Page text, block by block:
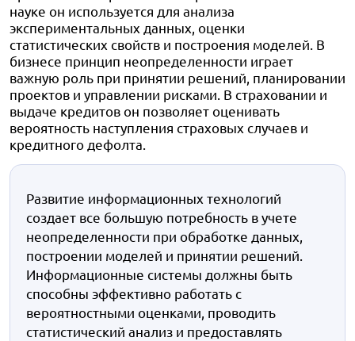
науке он используется для анализа
экспериментальных данных, оценки
статистических свойств и построения моделей. В
бизнесе принцип неопределенности играет
важную роль при принятии решений, планировании
проектов и управлении рисками. В страховании и
выдаче кредитов он позволяет оценивать
вероятность наступления страховых случаев и
кредитного дефолта.
Развитие информационных технологий
создает все большую потребность в учете
неопределенности при обработке данных,
построении моделей и принятии решений.
Информационные системы должны быть
способны эффективно работать с
вероятностными оценками, проводить
статистический анализ и предоставлять